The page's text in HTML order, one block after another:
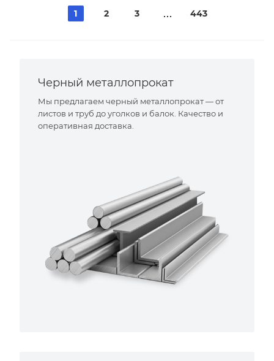
1 2 3 443
Черный металлопрокат
Мы предлагаем черный металлопрокат — от
листов и труб до уголков и балок. Качество и
оперативная доставка.